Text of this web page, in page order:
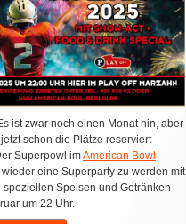
ist zwar noch einen Monat hin, aber
schon die Plätze reserviert
Superpowl imAmerican Bowl
eine Superparty zu werden mit
speziellen Speisen und Getränken
um 22 Uhr.